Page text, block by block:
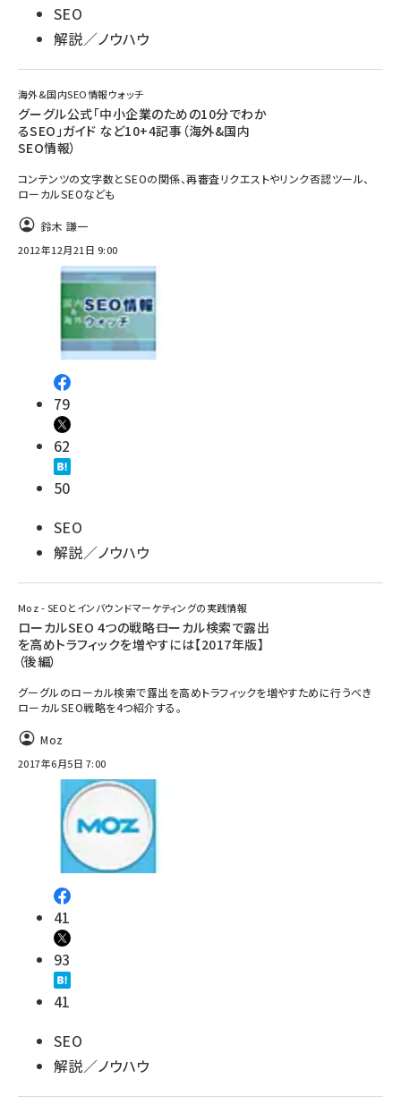
SEO
解説／ノウハウ
海外&国内SEO情報ウォッチ
グーグル公式「中小企業のための10分でわか
るSEO」ガイド など10+4記事（海外&国内
SEO情報）
コンテンツの文字数とSEOの関係、再審査リクエストやリンク否認ツール、
ローカルSEOなども
鈴木 謙一
2012年12月21日 9:00
79
62
50
SEO
解説／ノウハウ
Moz - SEOとインバウンドマーケティングの実践情報
ローカルSEO 4つの戦略――ローカル検索で露出
を高めトラフィックを増やすには【2017年版】
（後編）
グーグルのローカル検索で露出を高めトラフィックを増やすために行うべき
ローカルSEO戦略を4つ紹介する。
Moz
2017年6月5日 7:00
41
93
41
SEO
解説／ノウハウ